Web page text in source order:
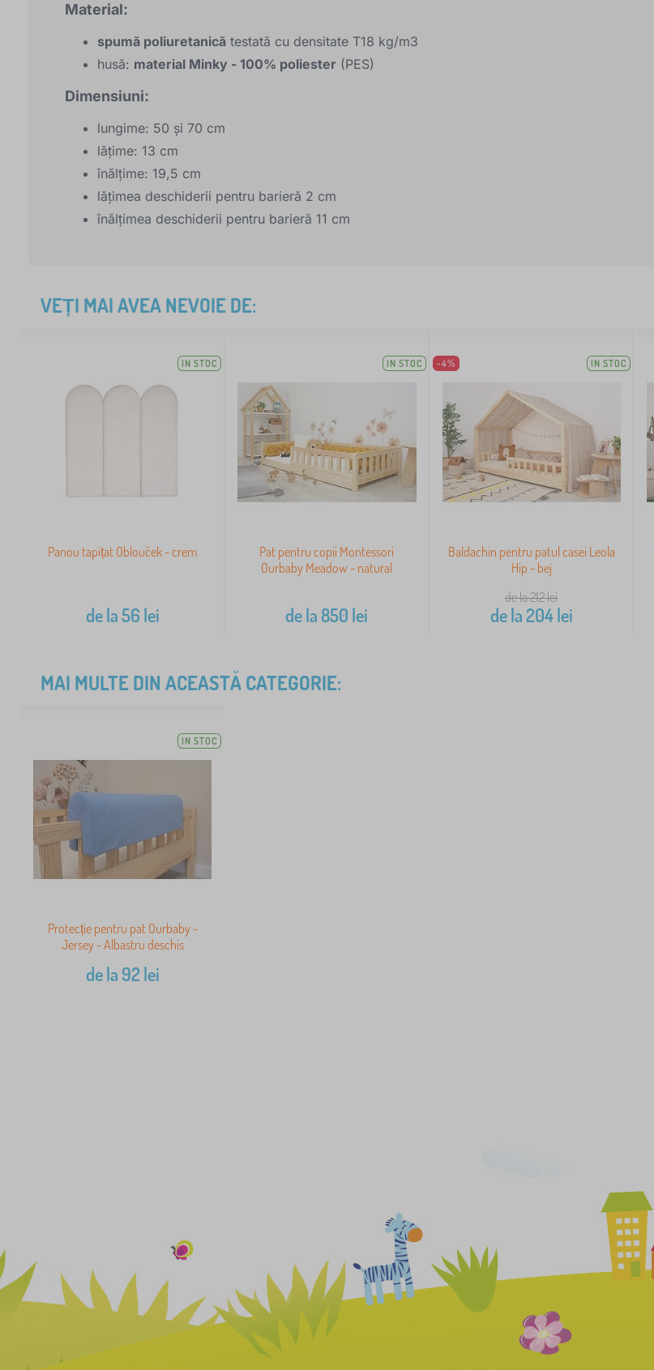
Material:
spumă poliuretanică testată cu densitate T18 kg/m3
husă: material Minky - 100% poliester (PES)
Dimensiuni:
lungime: 50 și 70 cm
lățime: 13 cm
înălțime: 19,5 cm
lățimea deschiderii pentru barieră 2 cm
înălțimea deschiderii pentru barieră 11 cm
VEȚI MAI AVEA NEVOIE DE:
IN STOC
Panou tapițat Oblouček - crem
de la56 lei
IN STOC
Pat pentru copii Montessori
Ourbaby Meadow - natural
de la 850 lei
-4% IN STOC
Baldachin pentru patul casei Leola
Hip - bej
de la 212lei
de la204lei
MAI MULTE DIN ACEASTĂ CATEGORIE:
IN STOC
Protecție pentru pat Ourbaby -
Jersey - Albastru deschis
de la 92 lei